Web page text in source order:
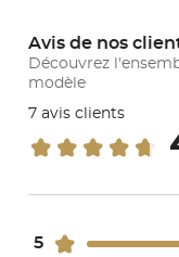
Avis de nos
Découvrez
modèle
7 avis clients
5